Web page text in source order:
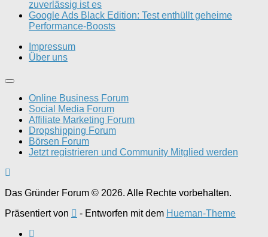
zuverlässig ist es
Google Ads Black Edition: Test enthüllt geheime
Performance-Boosts
Impressum
Über uns
Online Business Forum
Social Media Forum
Affiliate Marketing Forum
Dropshipping Forum
Börsen Forum
Jetzt registrieren und Community Mitglied werden
Das Gründer Forum © 2026. Alle Rechte vorbehalten.
Präsentiert von
- Entworfen mit dem Hueman-Theme